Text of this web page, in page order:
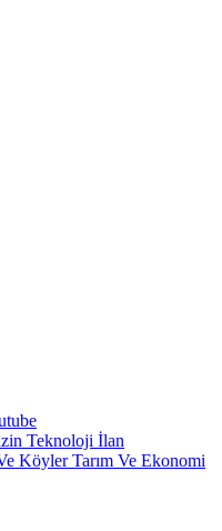
Teknoloji İlan
KöylerTarım Ve Ekonomi